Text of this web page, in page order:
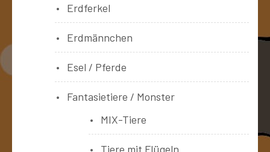
Erdferkel
Erdmännchen
Esel / Pferde
Fantasietiere / Monster
MIX-Tiere
Tiere mit Flügeln